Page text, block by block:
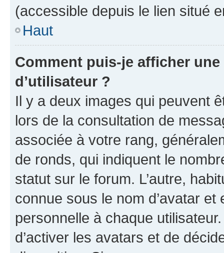
(accessible depuis le lien situé
Haut
Comment puis-je afficher
d’utilisateur ?
Il y a deux images qui peuvent
lors de la consultation de
associée à votre rang,
de ronds, qui indiquent le
statut sur le forum. L’autre,
connue sous le nom d’avatar
personnelle à chaque
d’activer les avatars et de